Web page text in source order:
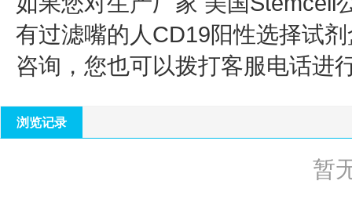
有过滤嘴的人CD19阳性选择试
咨询，您也可以拨打客服电话进
浏览记录
暂